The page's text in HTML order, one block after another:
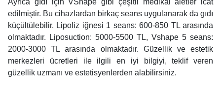
edilmiştir. Bu cihazlardan birkaç seans uygulanarak da gıdı
küçültülebilir. Lipoliz iğnesi 1 seans: 600-850 TL arasında
olmaktadır. Liposuction: 5000-5500 TL, Vshape 5 seans:
2000-3000 TL arasında olmaktadır. Güzellik ve estetik
merkezleri ücretleri ile ilgili en iyi bilgiyi, teklif veren
güzellik uzmanı ve estetisyenlerden alabilirsiniz.